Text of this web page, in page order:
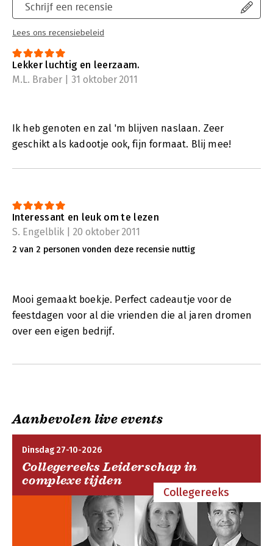
Schrijf een recensie
Lees ons recensiebeleid
Lekker luchtig en leerzaam.
M.L. Braber | 31 oktober 2011
Ik heb genoten en zal 'm blijven naslaan. Zeer
geschikt als kadootje ook, fijn formaat. Blij mee!
Interessant en leuk om te lezen
S. Engelblik | 20 oktober 2011
2 van 2 personen vonden deze recensie nuttig
Mooi gemaakt boekje. Perfect cadeautje voor de
feestdagen voor al die vrienden die al jaren dromen
over een eigen bedrijf.
Aanbevolen live events
Dinsdag 27-10-2026
Collegereeks Leiderschap in
complexe tijden
Collegereeks